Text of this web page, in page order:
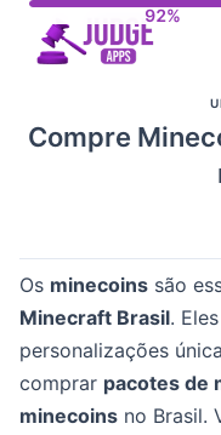
Compre
Os minecoins são
Minecraft Brasil.
personalizações
comprar pacotes de
minecoins no Brasil.